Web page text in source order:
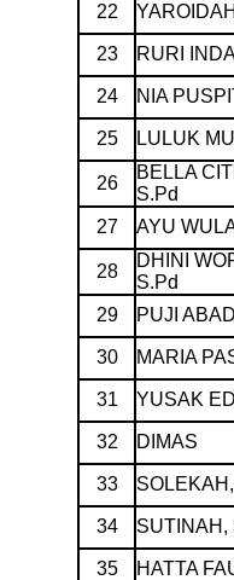
22
23 RURI
24 NIA
25 LULUK
26
BELLA
S.Pd
27 AYU
28
DHINI
S.Pd
29 PUJI
30 MARIA
31 YUSAK
32 DIMAS
33
34 SUTINAH,
35 HATTA